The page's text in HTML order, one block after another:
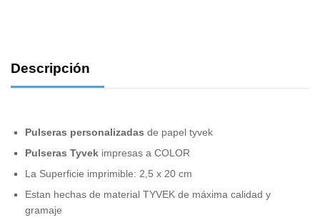
Descripción
Pulseras personalizadas de papel tyvek
Pulseras Tyvek impresas a COLOR
La Superficie imprimible: 2,5 x 20 cm
Estan hechas de material TYVEK de máxima calidad y
gramaje